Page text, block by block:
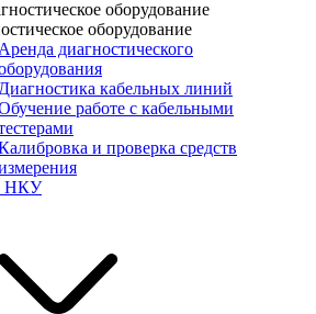
оборудование
Аренда диагностического
Диагностика кабельных линий
работе с кабельными
и проверка средств
НКУ